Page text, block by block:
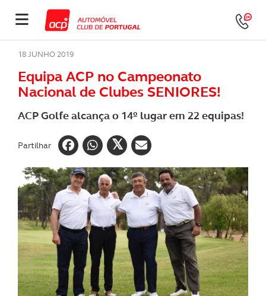
18 JUNHO 2019
Equipa ACP no Campeonato
Nacional de Clubes SENIORES!
ACP Golfe alcança o 14º lugar em 22 equipas!
Partilhar